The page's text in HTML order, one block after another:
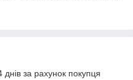
за рахунок покупця